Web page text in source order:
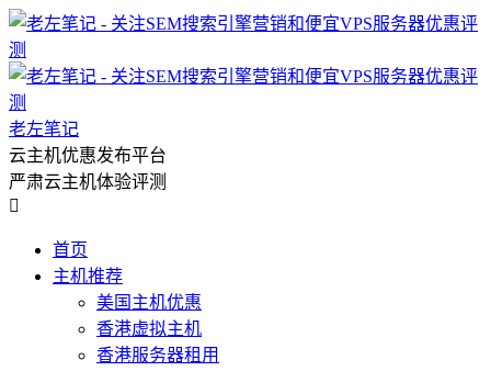
老左笔记
云主机优惠发布平台
严肃云主机体验评测

首页
主机推荐
美国主机优惠
香港虚拟主机
香港服务器租用